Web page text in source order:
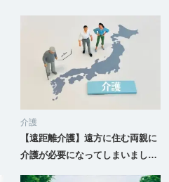
介護
【遠距離介護】遠方に住む両親に
介護が必要になってしまいまし